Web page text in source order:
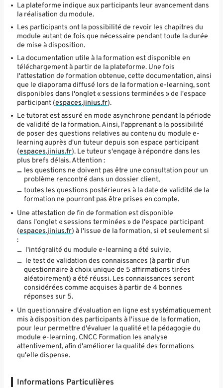
La plateforme indique aux participants leur avancement dans
la réalisation du module.
Les participants ont la possibilité de revoir les chapitres du
module autant de fois que nécessaire pendant toute la durée
de mise à disposition.
La documentation utile à la formation est disponible en
téléchargement à partir de la plateforme. Une fois
l'attestation de formation obtenue, cette documentation, ainsi
que le diaporama diffusé lors de la formation e-learning, sont
disponibles dans l'onglet « sessions terminées » de l'espace
participant (espaces.jinius.fr).
Le tutorat est assuré en mode asynchrone pendant la période
de validité de la formation. Ainsi, l'apprenant a la possibilité
de poser des questions relatives au contenu du module e-
learning auprès d'un tuteur depuis son espace participant
(espaces.jinius.fr). Le tuteur s'engage à répondre dans les
plus brefs délais. Attention :
les questions ne doivent pas être une consultation pour un
problème rencontré dans un dossier client,
toutes les questions postérieures à la date de validité de la
formation ne pourront pas être prises en compte.
Une attestation de fin de formation est disponible
dans l'onglet « sessions terminées » de l'espace participant
(espaces.jinius.fr) à l'issue de la formation, si et seulement si
:
l'intégralité du module e-learning a été suivie,
le test de validation des connaissances (à partir d'un
questionnaire à choix unique de 5 affirmations tirées
aléatoirement) a été réussi. Les connaissances seront
considérées comme acquises à partir de 4 bonnes
réponses sur 5.
Un questionnaire d'évaluation en ligne est systématiquement
mis à disposition des participants à l'issue de la formation,
pour leur permettre d'évaluer la qualité et la pédagogie du
module e-learning. CNCC Formation les analyse
attentivement, afin d'améliorer la qualité des formations
qu'elle dispense.
Informations Particulières